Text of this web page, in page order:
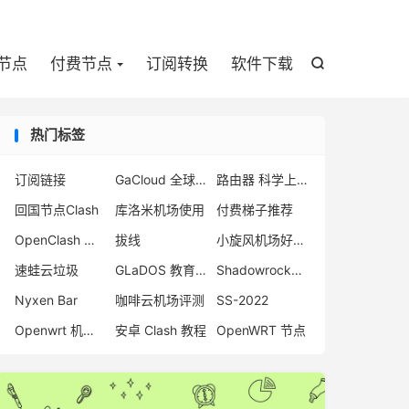

点 付费节点 订阅转换 软件下载
热门标签
订阅链接 GaCloud 全球加速注册
路由器 科学上网
回国节点Clash
库洛米机场使用
付费梯子推荐
OpenClash 插件
拔线
小旋风机场好用吗
速蛙云垃圾
GLaDOS 教育优惠
Shadowrocket 小火箭
Nyxen Bar
咖啡云机场评测
SS-2022
Openwrt 机场推荐
安卓 Clash 教程 OpenWRT 节点